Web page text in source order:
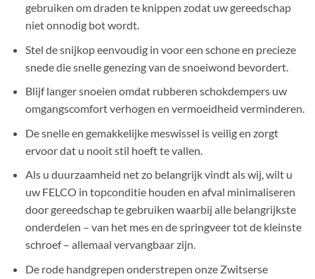
gebruiken om draden te knippen zodat uw gereedschap
niet onnodig bot wordt.
Stel de snijkop eenvoudig in voor een schone en precieze
snede die snelle genezing van de snoeiwond bevordert.
Blijf langer snoeien omdat rubberen schokdempers uw
omgangscomfort verhogen en vermoeidheid verminderen.
De snelle en gemakkelijke meswissel is veilig en zorgt
ervoor dat u nooit stil hoeft te vallen.
Als u duurzaamheid net zo belangrijk vindt als wij, wilt u
uw FELCO in topconditie houden en afval minimaliseren
door gereedschap te gebruiken waarbij alle belangrijkste
onderdelen – van het mes en de springveer tot de kleinste
schroef – allemaal vervangbaar zijn.
De rode handgrepen onderstrepen onze Zwitserse